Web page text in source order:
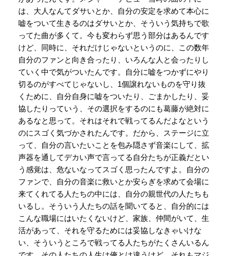
は、大人なんてダサいとか、自分の安定を求めて本心に
嘘をついて生きるのはダサいとか、そういう気持ちで歌
ってた曲が多くて。今も変わらず思う部分はあるんです
けど、同時に、それだけじゃないというのに、この数年
自分のファンと向き合ったり、いろんな人と会ったりし
ていく中で気がついたんです。自分に嘘をつかずにやり
切るのがすべてじゃないし、1個譲れないものを守り抜
くために、自分自身に嘘をついたり、ごまかしたり、妥
協したりっていう、その選択をするのにも葛藤が絶対に
あるなと思って。それはそれで戦ってるんだよなという
のにスゴく気づかされたんです。だから、ステージに立
って、自分の言いたいことを包み隠さず音楽にして、拡
声器を通してデカい声で言ってる自分たちが正義だとい
う感覚は、危ないなってスゴく思ったんですよ。自分の
ファンで、自分の音楽に救いとか安らぎを求めて会場に
来てくれてる人たちの中には、自分の親世代の人たちも
いるし。そういう人たちの話を聞いてると、自分的には
こんな職場にはいたくないけど、家族、仲間がいて、生
活があって、それを守るためには妥協しなきゃいけな
い、そういうところで戦ってる人たちがたくさんいるん